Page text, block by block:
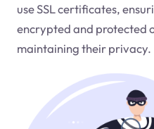
use SSL certificates,
encrypted and protected
maintaining their privacy.